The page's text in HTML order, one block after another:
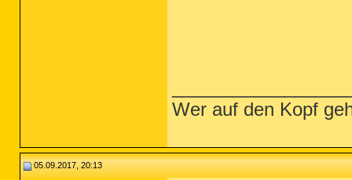
Wer auf den Kopf
05.09.2017, 20:13